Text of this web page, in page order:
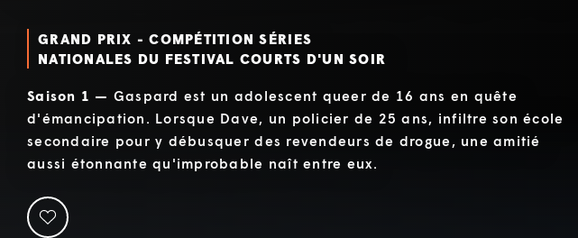
GRAND PRIX - COMPÉTITION SÉRIES
NATIONALES DU FESTIVAL COURTS D'UN SOIR
Saison 1 — Gaspard est un adolescent queer de 16 ans en quête
d'émancipation. Lorsque Dave, un policier de 25 ans, infiltre son école
secondaire pour y débusquer des revendeurs de drogue, une amitié
aussi étonnante qu'improbable naît entre eux.